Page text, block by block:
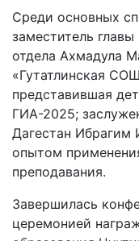
Среди основных
заместитель
отдела Ахмадула
«Гутатлинская
представившая
ГИА-2025;
Дагестан Ибрагим
опытом
преподавания.
Завершилась
церемонией